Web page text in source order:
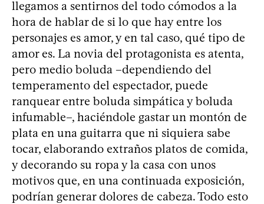
llegamos a sentirnos del todo cómodos a la
hora de hablar de si lo que hay entre los
personajes es amor, y en tal caso, qué tipo de
amor es. La novia del protagonista es atenta,
pero medio boluda –dependiendo del
temperamento del espectador, puede
ranquear entre boluda simpática y boluda
infumable–, haciéndole gastar un montón de
plata en una guitarra que ni siquiera sabe
tocar, elaborando extraños platos de comida,
y decorando su ropa y la casa con unos
motivos que, en una continuada exposición,
podrían generar dolores de cabeza. Todo esto